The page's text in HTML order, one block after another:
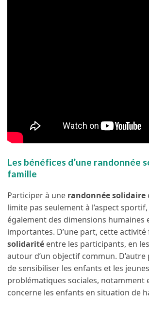
Les bénéfices d’une randonnée
famille
Participer à une randonnée solidaire
limite pas seulement à l’aspect
également des dimensions humaines
importantes. D’une part, cette activité
solidarité entre les participants, en
autour d’un objectif commun.
de sensibiliser les enfants et les
problématiques sociales, notamment
concerne les enfants en situation de